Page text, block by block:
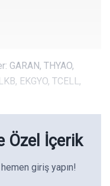
GARAN, THYAO,
EKGYO, TCELL,
Özel İçerik
hemen giriş yapın!